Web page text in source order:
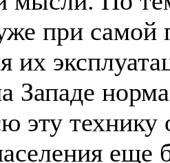
при самой
их
Западе
эту
еще